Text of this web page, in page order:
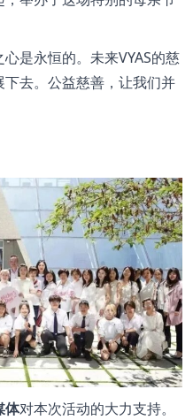
是永恒的。未来VYAS的慈
去。公益慈善，让我们并
体对本次活动的大力支持。